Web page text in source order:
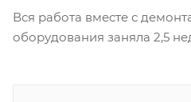
Вся работа вместе с
оборудования заняла 2,5